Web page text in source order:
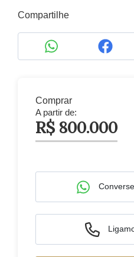
Compartilhe
Comprar
A partir de:
R$ 800.000